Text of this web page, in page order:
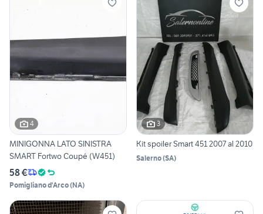
4
MINIGONNA LATO SINISTRA
SMART Fortwo Coupé (W451)
58 €
Pomigliano d'Arco(NA)
3
Kit spoiler Smart 451 2007 al 2010
Salerno(SA)